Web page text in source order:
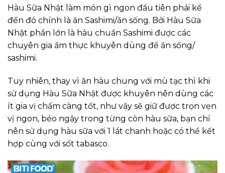
Hàu Sữa Nhật làm món gì ngon đầu tiên phải kể
đến đó chính là ăn Sashimi/ăn sống. Bởi Hàu Sữa
Nhật phần lớn là hàu chuẩn Sashimi được các
chuyên gia ẩm thực khuyên dùng để ăn sống/
sashimi.
Tuy nhiên, thay vì ăn hàu chung với mù tạc thì khi
sử dụng Hàu Sữa Nhật được khuyên nên dùng các
ít gia vị chấm càng tốt, như vậy sẽ giữ được trọn vẹn
vị ngon, béo ngậy trong từng còn hàu sữa, bạn chỉ
nên sử dụng hàu sữa với 1 lát chanh hoặc có thể kết
hợp cùng với sốt tabasco.